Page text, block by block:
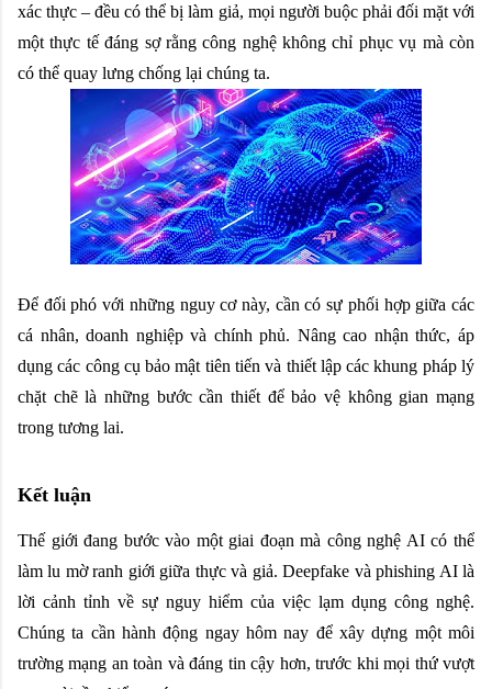
xác thực – đều có thể bị làm giả, mọi người buộc phải đối mặt với
một thực tế đáng sợ rằng công nghệ không chỉ phục vụ mà còn
có thể quay lưng chống lại chúng ta.
Để đối phó với những nguy cơ này, cần có sự phối hợp giữa các
cá nhân, doanh nghiệp và chính phủ. Nâng cao nhận thức, áp
dụng các công cụ bảo mật tiên tiến và thiết lập các khung pháp lý
chặt chẽ là những bước cần thiết để bảo vệ không gian mạng
trong tương lai.
Kết luận
Thế giới đang bước vào một giai đoạn mà công nghệ AI có thể
làm lu mờ ranh giới giữa thực và giả. Deepfake và phishing AI là
lời cảnh tỉnh về sự nguy hiểm của việc lạm dụng công nghệ.
Chúng ta cần hành động ngay hôm nay để xây dựng một môi
trường mạng an toàn và đáng tin cậy hơn, trước khi mọi thứ vượt